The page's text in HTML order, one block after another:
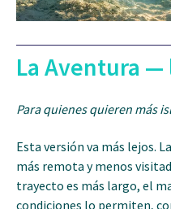
La Aventura
Para quienes quieren más
Esta versión va más lejos.
más remota y menos
trayecto es más largo, el
condiciones lo permiten,